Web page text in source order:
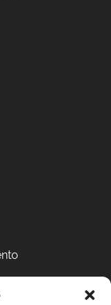
Sicilia 95012